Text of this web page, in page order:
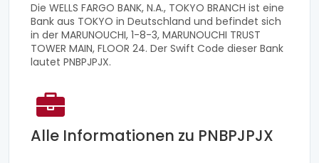
Die WELLS FARGO BANK, N.A., TOKYO BRANCH ist eine
Bank aus TOKYO in Deutschland und befindet sich
in der MARUNOUCHI, 1-8-3, MARUNOUCHI TRUST
TOWER MAIN, FLOOR 24. Der Swift Code dieser Bank
lautet PNBPJPJX.
Alle Informationen zu PNBPJPJX